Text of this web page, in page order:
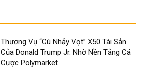
Thương Vụ “Cú Nhảy Vọt” X50 Tài Sản
Của Donald Trump Jr. Nhờ Nền Tảng Cá
Cược Polymarket